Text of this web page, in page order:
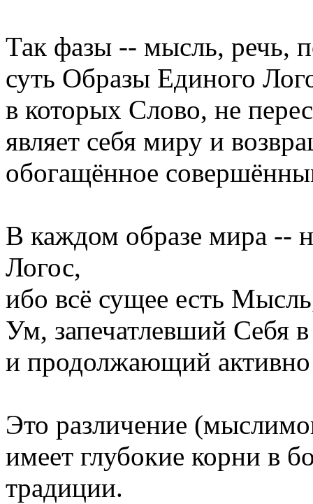
Так фазы -- мысль, речь,
суть Образы Единого
в которых Слово, не
являет себя миру и
обогащённое
В каждом образе мира --
Логос,
ибо всё сущее есть
Ум, запечатлевший Себя
и продолжающий
Это различение
имеет глубокие корни в
традиции.